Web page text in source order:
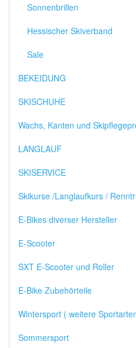
Sonnenbrillen
Hessischer Skiverband
Sale
BEKEIDUNG
SKISCHUHE
Wachs, Kanten und
LANGLAUF
SKISERVICE
Skikurse /Langlaufkurs /
E-Bikes diverser Hersteller
E-Scooter
SXT E-Scooter und Roller
E-Bike Zubehörteile
Wintersport ( weitere
Sommersport